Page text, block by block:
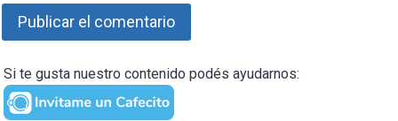
Si te gusta nuestro contenido podés ayudarnos: